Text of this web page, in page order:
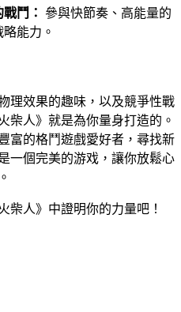
鬥： 參與快節奏、高能量的
能力。
理效果的趣味，以及競爭性戰
柴人》就是為你量身打造的。
富的格鬥遊戲愛好者，尋找新
一個完美的游戏，讓你放鬆心
柴人》中證明你的力量吧！